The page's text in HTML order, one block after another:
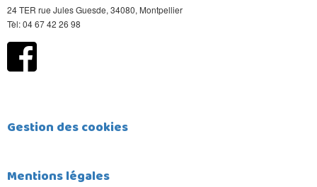
24 TER rue Jules Guesde, 34080, Montpellier
Tèl: 04 67 42 26 98
Gestion des cookies
Mentions légales